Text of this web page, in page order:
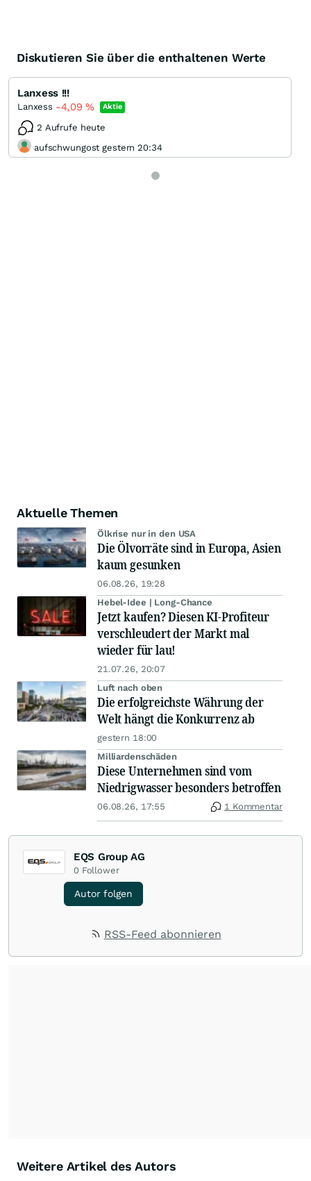
Diskutieren Sie über die enthaltenen Werte
Lanxess !!!
Lanxess -4,09% Aktie
2 Aufrufe heute
aufschwungost gestern 20:34
Aktuelle Themen
Ölkrise nur in den USA
Die Ölvorräte sind in Europa, Asien
kaum gesunken
06.08.26, 19:28
Hebel-Idee | Long-Chance
Jetzt kaufen? Diesen KI-Profiteur
verschleudert der Markt mal
wieder für lau!
21.07.26, 20:07
Luft nach oben
Die erfolgreichste Währung der
Welt hängt die Konkurrenz ab
gestern 18:00
Milliardenschäden
Diese Unternehmen sind vom
Niedrigwasser besonders betroffen
06.08.26, 17:55 1 Kommentar
EQS Group AG
0 Follower
Autor folgen
RSS-Feed abonnieren
Weitere Artikel des Autors